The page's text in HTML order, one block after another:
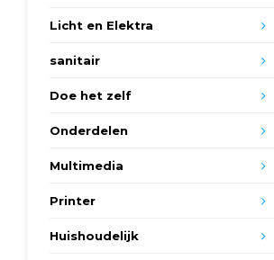
Licht en Elektra
sanitair
Doe het zelf
Onderdelen
Multimedia
Printer
Huishoudelijk